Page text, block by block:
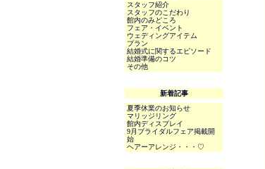
スタッフ紹介
スタッフのこだわり
館内のみどころ
フェア・イベント
ウェディングアイテム
プラン
結婚式に関するエピソード
結婚準備のコツ
その他
新着記事
夏季休業のお知らせ
マリッジリング
館内ディスプレイ
9月ブライダルフェア掲載開
始
ヘアーアレンジ・・・♡